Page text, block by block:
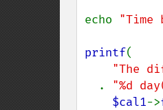
echo "Time
printf(
"The
. "%d
$cal1->